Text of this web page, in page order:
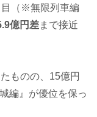
目（※無限列車編
億円差まで接近
ものの、15億円
編』が優位を保っ